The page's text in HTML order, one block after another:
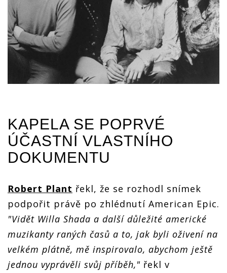
KAPELA SE POPRVÉ
ÚČASTNÍ VLASTNÍHO
DOKUMENTU
Robert Plant řekl, že se rozhodl snímek
podpořit právě po zhlédnutí American Epic.
"Vidět Willa Shada a další důležité americké
muzikanty raných časů a to, jak byli oživení na
velkém plátně, mě inspirovalo, abychom ještě
jednou vyprávěli svůj příběh," řekl v